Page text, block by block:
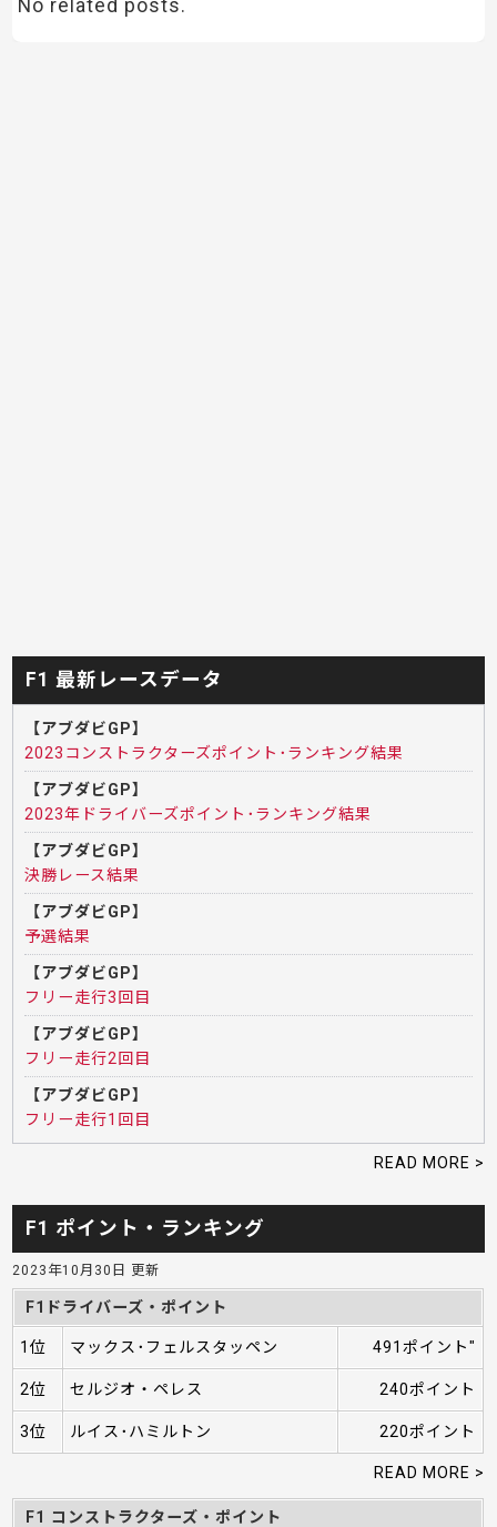
No related posts.
F1 最新レースデータ
【アブダビGP】
2023コンストラクターズポイント･ランキング結果
【アブダビGP】
2023年ドライバーズポイント･ランキング結果
【アブダビGP】
決勝レース結果
【アブダビGP】
予選結果
【アブダビGP】
フリー走行3回目
【アブダビGP】
フリー走行2回目
【アブダビGP】
フリー走行1回目
READ MORE >
F1 ポイント・ランキング
2023年10月30日 更新
F1ドライバーズ・ポイント
1位 マックス･フェルスタッペン 491ポイント"
2位 セルジオ・ペレス 240ポイント
3位 ルイス･ハミルトン 220ポイント
READ MORE >
F1 コンストラクターズ・ポイント